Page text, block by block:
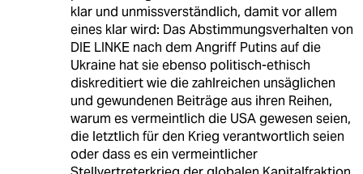
klar und unmissverständlich, damit vor allem
eines klar wird: Das Abstimmungsverhalten von
DIE LINKE nach dem Angriff Putins auf die
Ukraine hat sie ebenso politisch-ethisch
diskreditiert wie die zahlreichen unsäglichen
und gewundenen Beiträge aus ihren Reihen,
warum es vermeintlich die USA gewesen seien,
die letztlich für den Krieg verantwortlich seien
oder dass es ein vermeintlicher